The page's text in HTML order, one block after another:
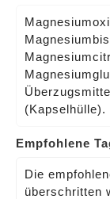
(Kapselhülle).
Empfohlene
Die
überschritten